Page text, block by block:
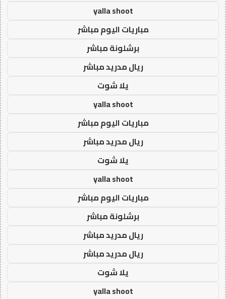
yalla shoot
مباريات اليوم مباشر
برشلونة مباشر
ريال مدريد مباشر
يلا شوت
yalla shoot
مباريات اليوم مباشر
ريال مدريد مباشر
يلا شوت
yalla shoot
مباريات اليوم مباشر
برشلونة مباشر
ريال مدريد مباشر
ريال مدريد مباشر
يلا شوت
yalla shoot